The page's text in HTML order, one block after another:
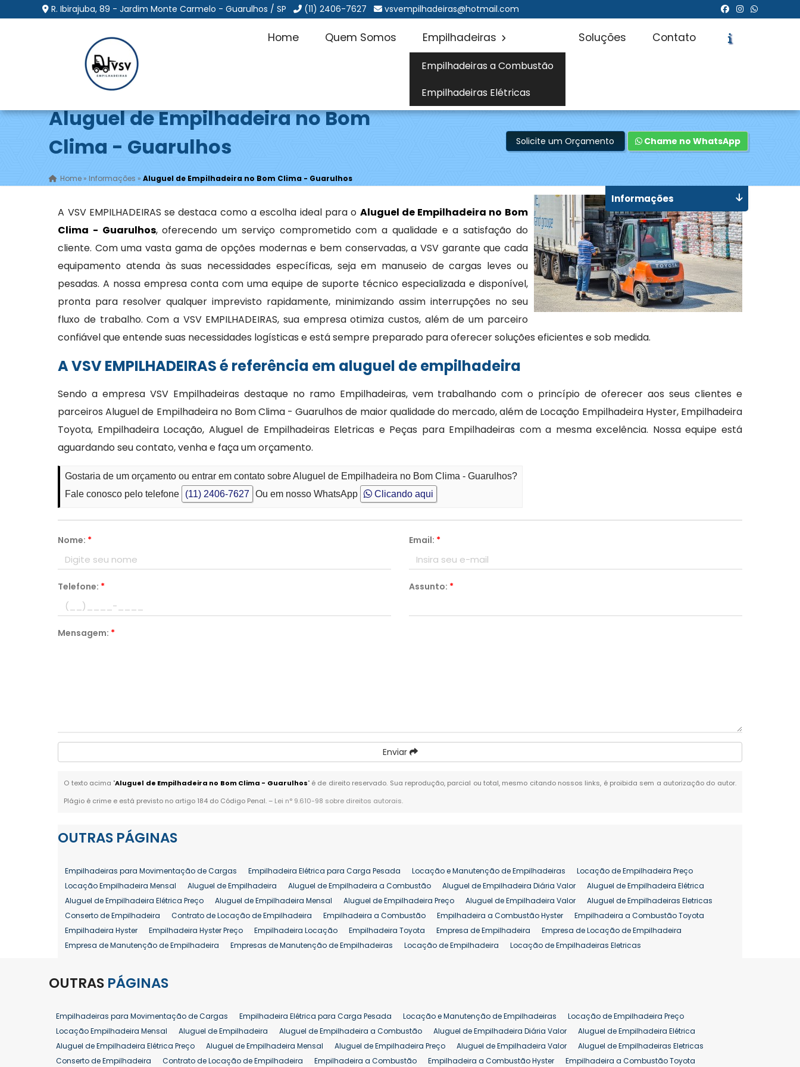
R. Ibirajuba, 89 - Jardim Monte Carmelo - Guarulhos / SP (11) 2406-7627 vsvempilhadeiras@hotmail.com
Home Quem Somos Empilhadeiras
Empilhadeiras a Combustão
Empilhadeiras Elétricas
Soluções Contato
Aluguel de Empilhadeira no Bom
Clima - Guarulhos
Home »Informações »Aluguel de Empilhadeira no Bom Clima - Guarulhos
Solicite um Orçamento Chame no WhatsApp
A VSV EMPILHADEIRAS se destaca como a escolha ideal para o Aluguel de Empilhadeira no Bom
Clima - Guarulhos, oferecendo um serviço comprometido com a qualidade e a satisfação do
cliente. Com uma vasta gama de opções modernas e bem conservadas, a VSV garante que cada
equipamento atenda às suas necessidades específicas, seja em manuseio de cargas leves ou
pesadas. A nossa empresa conta com uma equipe de suporte técnico especializada e disponível,
pronta para resolver qualquer imprevisto rapidamente, minimizando assim interrupções no seu
fluxo de trabalho. Com a VSV EMPILHADEIRAS, sua empresa otimiza custos, além de um parceiro
confiável que entende suas necessidades logísticas e está sempre preparado para oferecer soluções eficientes e sob medida.
A VSV EMPILHADEIRAS é referência em aluguel de empilhadeira
Sendo a empresa VSV Empilhadeiras destaque no ramo Empilhadeiras, vem trabalhando com o princípio de oferecer aos seus clientes e
parceiros Aluguel de Empilhadeira no Bom Clima - Guarulhos de maior qualidade do mercado, além de Locação Empilhadeira Hyster, Empilhadeira
Toyota, Empilhadeira Locação, Aluguel de Empilhadeiras Eletricas e Peças para Empilhadeiras com a mesma excelência. Nossa equipe está
aguardando seu contato, venha e faça um orçamento.
Gostaria de um orçamento ou entrar em contato sobre Aluguel de Empilhadeira no Bom Clima - Guarulhos?
Fale conosco pelo telefone
(11) 2406-7627 Ou em nosso WhatsApp Clicando aqui
Nome: * Email: *
Telefone: * Assunto: *
Mensagem: *
Enviar
O texto acima "Aluguel de Empilhadeira no Bom Clima - Guarulhos" é de direito reservado. Sua reprodução, parcial ou total, mesmo citando nossos links, é proibida sem a autorização do autor.
Plágio é crime e está previsto no artigo 184 do Código Penal. – Lei n° 9.610-98 sobre direitos autorais.
Informações
OUTRAS PÁGINAS
Empilhadeiras para Movimentação de Cargas Empilhadeira Elétrica para Carga Pesada Locação e Manutenção de Empilhadeiras
Locação de Empilhadeira Preço
Locação Empilhadeira Mensal
Aluguel de Empilhadeira Aluguel de Empilhadeira a Combustão Aluguel de Empilhadeira Diária Valor
Aluguel de Empilhadeira Elétrica
Aluguel de Empilhadeira Elétrica Preço
Aluguel de Empilhadeira Mensal Aluguel de Empilhadeira Preço Aluguel de Empilhadeira Valor
Aluguel de Empilhadeiras Eletricas
Conserto de Empilhadeira
Contrato de Locação de Empilhadeira Empilhadeira a Combustão Empilhadeira a Combustão Hyster
Empilhadeira a Combustão Toyota
Empilhadeira Hyster
Empilhadeira Hyster Preço Empilhadeira Locação Empilhadeira Toyota Empresa de Empilhadeira
Empresa de Locação de Empilhadeira
Empresa de Manutenção de Empilhadeira
Empresas de Manutenção de Empilhadeiras Locação de Empilhadeira
Locação de Empilhadeiras Eletricas
Manutenção em Empilhadeiras
Reforma de Empilhadeira
Aluguel de Empilhadeira 25 ton
Locação de Empilhadeira 25 ton Comprar Empilhadeira 25 ton Empilhadeira a Combustão 25 ton
Preço de Empilhadeira 25 ton
Venda Empilhadeiras 25 ton
OUTRAS PÁGINAS
Empilhadeiras para Movimentação de Cargas Empilhadeira Elétrica para Carga Pesada Locação e Manutenção de Empilhadeiras
Locação de Empilhadeira Preço
Locação Empilhadeira Mensal
Aluguel de Empilhadeira Aluguel de Empilhadeira a Combustão Aluguel de Empilhadeira Diária Valor
Aluguel de Empilhadeira Elétrica
Aluguel de Empilhadeira Elétrica Preço
Aluguel de Empilhadeira Mensal Aluguel de Empilhadeira Preço Aluguel de Empilhadeira Valor
Aluguel de Empilhadeiras Eletricas
Conserto de Empilhadeira
Contrato de Locação de Empilhadeira Empilhadeira a Combustão Empilhadeira a Combustão Hyster
Empilhadeira a Combustão Toyota